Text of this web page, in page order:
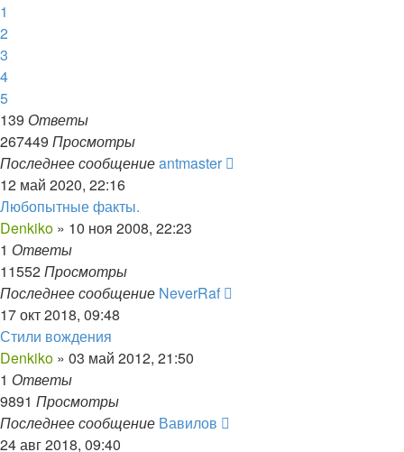
1
2
3
4
5
139 Ответы
267449 Просмотры
Последнее сообщениеantmaster
12 май 2020, 22:16
Любопытные факты.
Denkiko » 10 ноя 2008, 22:23
1 Ответы
11552Просмотры
Последнее сообщение NeverRaf
17 окт 2018, 09:48
Стили вождения
Denkiko » 03 май 2012, 21:50
1 Ответы
9891 Просмотры
Последнее сообщение Вавилов
24 авг 2018, 09:40